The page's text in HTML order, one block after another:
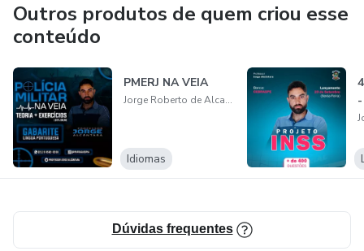
Outros produtos de quem criou esse
conteúdo
PMERJ NA VEIA
Jorge Roberto de Alcantara
Idiomas
Dúvidas frequentes